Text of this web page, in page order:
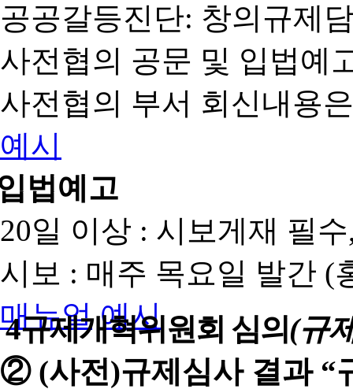
공공갈등진단: 창의규제
사전협의 공문 및 입법예
사전협의 부서 회신내용
예시
법예고
20일 이상 : 시보게재 필
시보 : 매주 목요일 발간 (
매뉴얼 예시
4규제개혁위원회 심의(규
② (사전)규제심사 결과 “